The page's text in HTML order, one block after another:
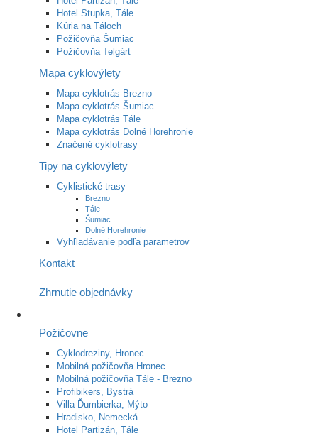
Hotel Stupka, Tále
Kúria na Táloch
Požičovňa Šumiac
Požičovňa Telgárt
Mapa cyklovýlety
Mapa cyklotrás Brezno
Mapa cyklotrás Šumiac
Mapa cyklotrás Tále
Mapa cyklotrás Dolné Horehronie
Značené cyklotrasy
Tipy na cyklovýlety
Cyklistické trasy
Brezno
Tále
Šumiac
Dolné Horehronie
Vyhľladávanie podľa parametrov
Kontakt
Zhrnutie objednávky
Požičovne
Cyklodreziny, Hronec
Mobilná požičovňa Hronec
Mobilná požičovňa Tále - Brezno
Profibikers, Bystrá
Villa Ďumbierka, Mýto
Hradisko, Nemecká
Hotel Partizán, Tále